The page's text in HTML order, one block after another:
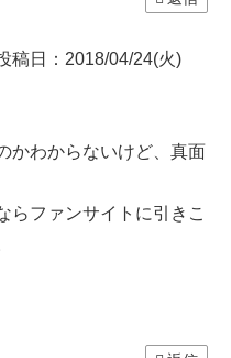
稿日：2018/04/24(火)
かわからないけど、真面
らファンサイトに引きこ